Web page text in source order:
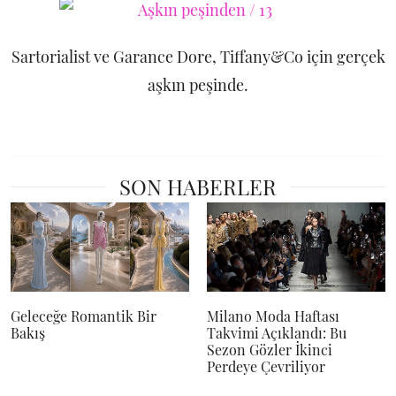
Sartorialist ve Garance Dore, Tiffany&Co için gerçek
aşkın peşinde.
SON HABERLER
Geleceğe Romantik Bir
Bakış
Milano Moda Haftası
Takvimi Açıklandı: Bu
Sezon Gözler İkinci
Perdeye Çevriliyor